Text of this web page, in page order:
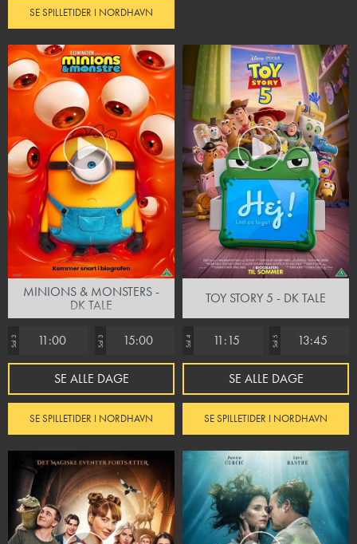
SE SPILLETIDER I NORDHAVN
MINIONS & MONSTERS -
DK TALE
Sal 3 11:00 Sal 3 15:00
SE ALLE DAGE
SE SPILLETIDER I NORDHAVN
TOY STORY 5 - DK TALE
Sal 4 11:15 Sal 5 13:45
SE ALLE DAGE
SE SPILLETIDER I NORDHAVN